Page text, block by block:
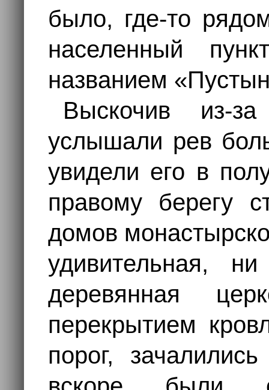
было, где-то
населенный
названием
Выскочив из-
услышали рев
увидели его в
правому берегу
домов
удивительная,
деревянная
перекрытием
порог,